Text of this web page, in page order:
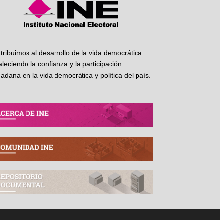
al desarrollo de la vida democrática
la confianza y la participación
en la vida democrática y política del país.